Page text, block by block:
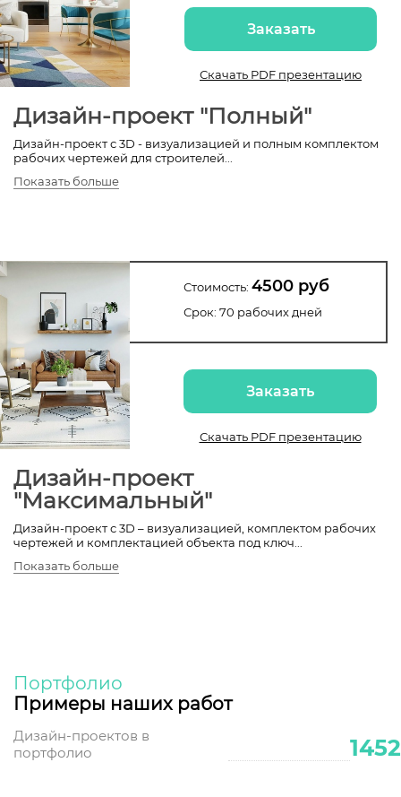
Заказать
Скачать PDF презентацию
Дизайн-проект "Полный"
Дизайн-проект с 3D - визуализацией и полным комплектом
рабочих чертежей для строителей.
Показать больше
Стоимость: 4500 руб
Срок: 70 рабочих дней
Заказать
Скачать PDF презентацию
Дизайн-проект
"Максимальный"
Дизайн-проект с 3D – визуализацией, комплектом рабочих
чертежей и комплектацией объекта под ключ.
Показать больше
Портфолио
Примеры наших работ
Дизайн-проектов в
портфолио
1452